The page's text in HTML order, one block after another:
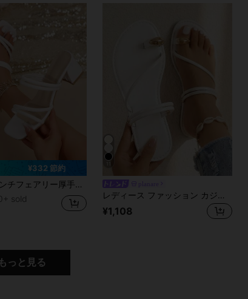
¥332 節約
ラップサンダル、ハイヒール バックルストラップ&エレガントデザイン、レディース、夏、厚底ヒール
sold レディース ファッション カジュアル サマー バケーション スタイル ホワイト ラウンドトゥ フラット スリッポン サンダル、デイリー、ビーチ、バケーション アウトフィットに適しています。エレガントなレディースサンダル、レディースサンダル、レディースビーチサンダル、フラットサンダル、キュートなサンダル、ビーチサンダル、レディースビーチサンダル、ホワイトフラットシューズ、サマーサンダル、レディースバケーションサンダル、快適なレディースシューズ
¥1,108
もっと見る